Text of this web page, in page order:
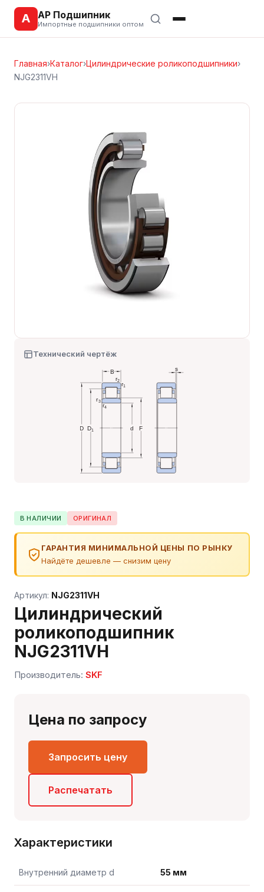
А АР Подшипник
Импортные подшипники оптом
Главная›Каталог›Цилиндрические роликоподшипники›
NJG2311VH
Технический чертёж
В НАЛИЧИИ ОРИГИНАЛ
ГАРАНТИЯ МИНИМАЛЬНОЙ ЦЕНЫ ПО РЫНКУ
Найдёте дешевле — снизим цену
Артикул: NJG2311VH
Цилиндрический
роликоподшипник
NJG2311VH
Производитель: SKF
Цена по запросу
Запросить цену
Распечатать
Характеристики
Внутренний диаметр d 55 мм
Сергей — первый в отрасли ИИ-эксперт по